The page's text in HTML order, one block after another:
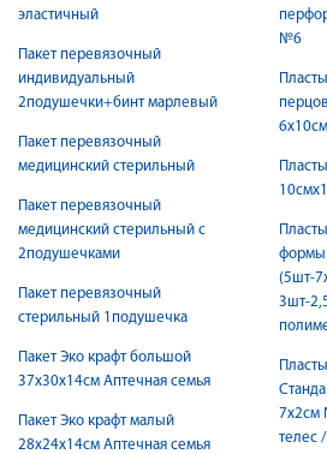
эластичный
Пакет перевязочный
индивидуальный
2подушечки+бинт марлевый
Пакет перевязочный
медицинский стерильный
Пакет перевязочный
медицинский стерильный с
2подушечками
Пакет перевязочный
стерильный 1подушечка
Пакет Эко крафт большой
37х30х14см Аптечная семья
Пакет Эко крафт малый
28х24х14см Аптечная семья
№6
6х10см
формы
(5шт-
3шт-
7х2см
телес